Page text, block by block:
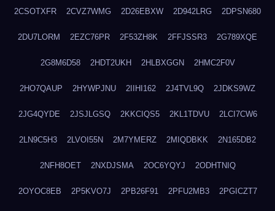
2CSOTXFR 2CVZ7WMG 2D26EBXW 2D942LRG 2DPSN680
2DU7LORM 2EZC76PR 2F53ZH8K 2FFJSSR3 2G789XQE
2G8M6D58 2HDT2UKH 2HLBXGGN 2HMC2F0V
2HO7QAUP 2HYWPJNU 2IIHI162 2J4TVL9Q 2JDKS9WZ
2JG4QYDE 2JSJLGSQ 2KKCIQS5 2KL1TDVU 2LCI7CW6
2LN9C5H3 2LVOI55N 2M7YMERZ 2MIQDBKK 2N165DB2
2NFH8OET 2NXDJSMA 2OC6YQYJ 2ODHTNIQ
2OYOC8EB 2P5KVO7J 2PB26F91 2PFU2MB3 2PGICZT7